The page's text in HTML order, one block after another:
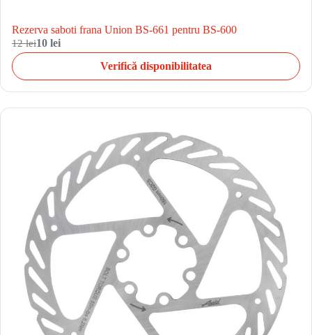
Rezerva saboti frana Union BS-661 pentru BS-600
12 lei10 lei
Verifică disponibilitatea